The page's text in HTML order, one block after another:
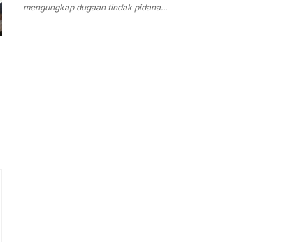
mengungkap dugaan tindak pidana...